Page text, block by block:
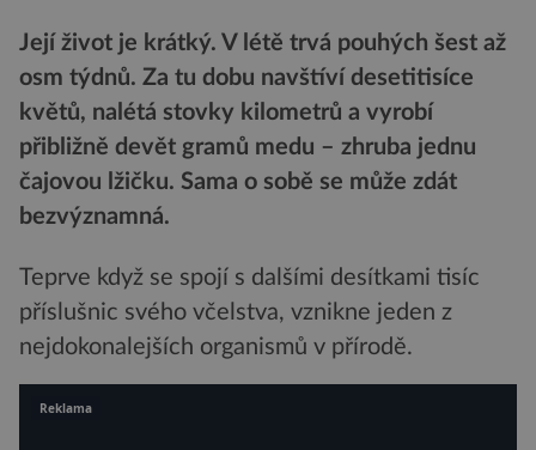
Její život je krátký. V létě trvá pouhých šest až
osm týdnů. Za tu dobu navštíví desetitisíce
květů, nalétá stovky kilometrů a vyrobí
přibližně devět gramů medu – zhruba jednu
čajovou lžičku. Sama o sobě se může zdát
bezvýznamná.
Teprve když se spojí s dalšími desítkami tisíc
příslušnic svého včelstva, vznikne jeden z
nejdokonalejších organismů v přírodě.
Reklama